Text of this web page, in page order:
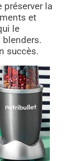
préserver la
et
le
succès.